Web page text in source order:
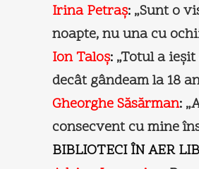
Irina Petraș: „Sunt o
noapte, nu una cu
Ion Taloș: „Totul a
decât gândeam la 18
Gheorghe Săsărman:
consecvent cu mine
BIBLIOTECI ÎN AER